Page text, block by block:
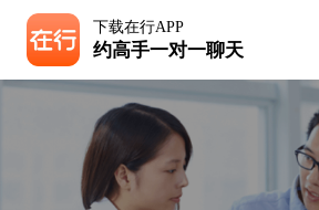
下载在行APP
约高手一对一聊天